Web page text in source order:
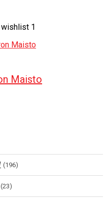
wishlist 1
Maisto
(196)
(23)